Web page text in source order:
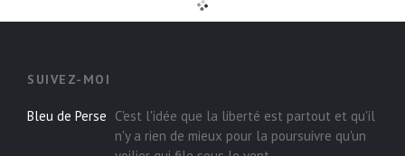
SUIVEZ-MOI
Bleu de Perse C'est l'idée que la liberté est partout et qu'il
n'y a rien de mieux pour la poursuivre qu'un